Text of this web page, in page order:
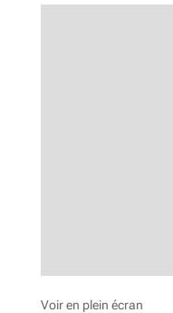
Voir en plein écran